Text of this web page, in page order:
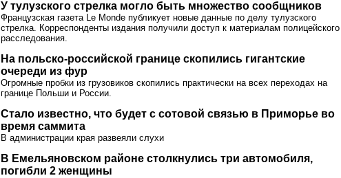
У тулузского стрелка могло быть множество сообщников
Французская газета Le Monde публикует новые данные по делу тулузского
стрелка. Корреспонденты издания получили доступ к материалам полицейского
расследования.
На польско-российской границе скопились гигантские
очереди из фур
Огромные пробки из грузовиков скопились практически на всех переходах на
границе Польши и России.
Стало известно, что будет с сотовой связью в Приморье во
время саммита
В администрации края развеяли слухи
В Емельяновском районе столкнулись три автомобиля,
погибли 2 женщины